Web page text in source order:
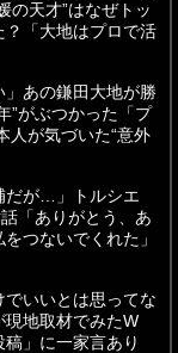
の天才”はなぜトッ
？「大地はプロで活
」あの鎌田大地が勝
”がぶつかった「プ
人が気づいた“意外
だが…」トルシエ
「ありがとう、あ
つないでくれた」
でいいとは思ってな
現地取材でみたW
」に一家言あり